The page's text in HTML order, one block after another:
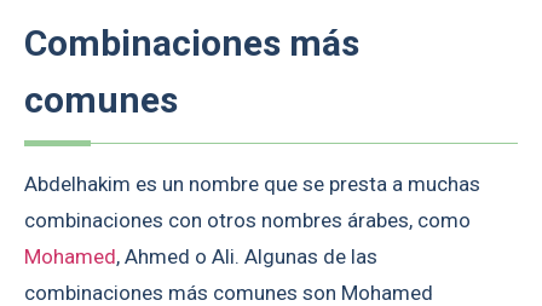
Combinaciones más
comunes
Abdelhakim es un nombre que se presta a muchas
combinaciones con otros nombres árabes, como
Mohamed, Ahmed o Ali. Algunas de las
combinaciones más comunes son Mohamed